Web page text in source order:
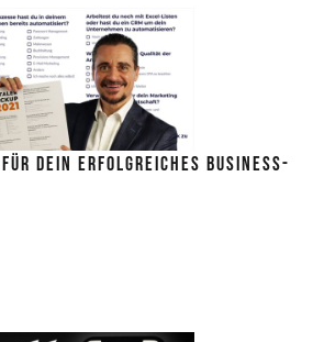
für dein erfolgreiches Business-